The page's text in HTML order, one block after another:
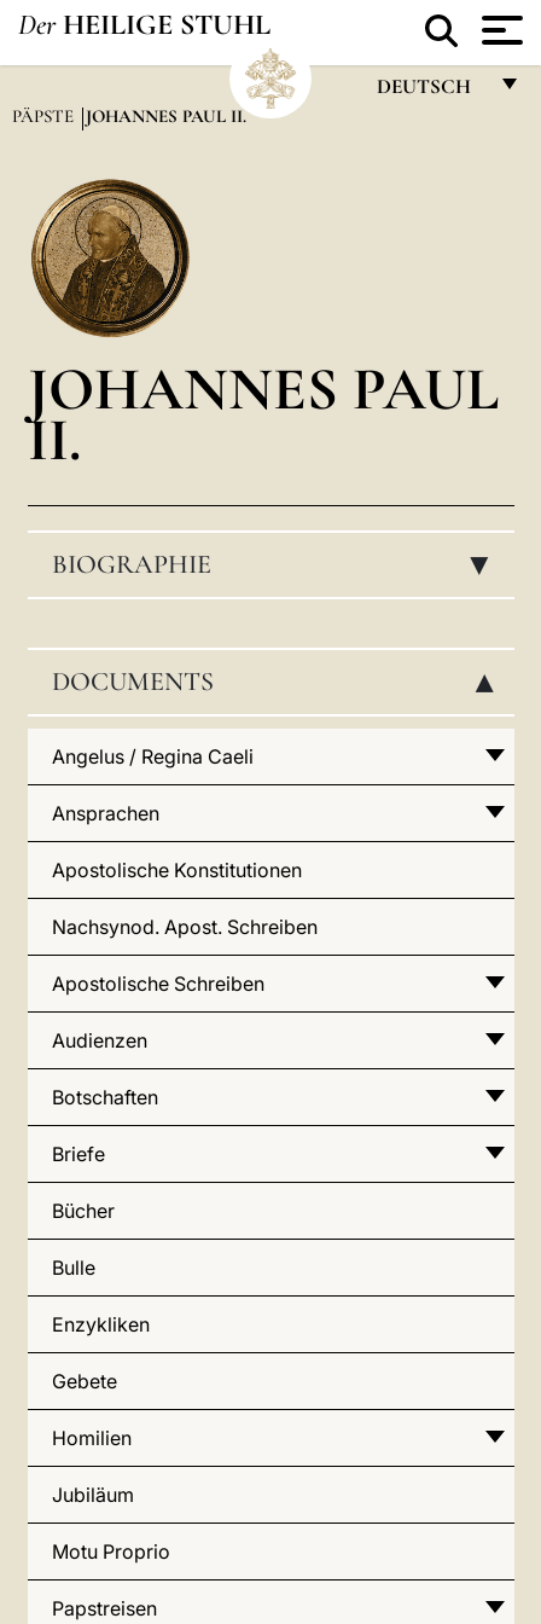
Der HEILIGE STUHL
DEUTSCH
DEUTSCH
POLSKI
中文
PÄPSTE JOHANNES PAUL II.
JOHANNES PAUL
II.
BIOGRAPHIE ▸
DOCUMENTS ▸
Angelus / Regina Caeli
Ansprachen
Apostolische Konstitutionen
Nachsynod. Apost. Schreiben
Apostolische Schreiben
Audienzen
Botschaften
Briefe
Bücher
Bulle
Enzykliken
Gebete
Homilien
Jubiläum
Motu Proprio
Papstreisen